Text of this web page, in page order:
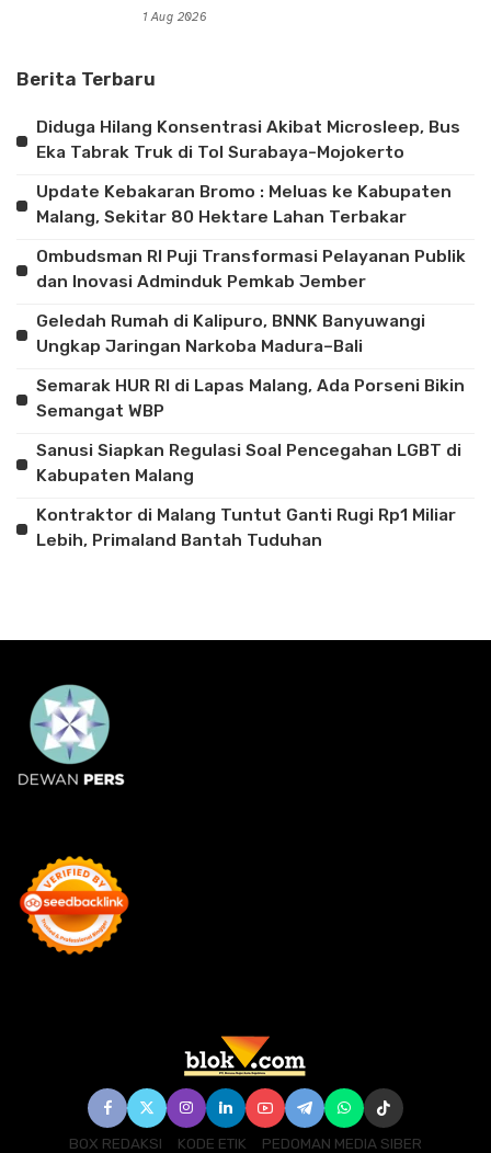
1 Aug 2026
Berita Terbaru
Diduga Hilang Konsentrasi Akibat Microsleep, Bus
Eka Tabrak Truk di Tol Surabaya-Mojokerto
Update Kebakaran Bromo : Meluas ke Kabupaten
Malang, Sekitar 80 Hektare Lahan Terbakar
Ombudsman RI Puji Transformasi Pelayanan Publik
dan Inovasi Adminduk Pemkab Jember
Geledah Rumah di Kalipuro, BNNK Banyuwangi
Ungkap Jaringan Narkoba Madura–Bali
Semarak HUR RI di Lapas Malang, Ada Porseni Bikin
Semangat WBP
Sanusi Siapkan Regulasi Soal Pencegahan LGBT di
Kabupaten Malang
Kontraktor di Malang Tuntut Ganti Rugi Rp1 Miliar
Lebih, Primaland Bantah Tuduhan
BOX REDAKSI KODE ETIK PEDOMAN MEDIA SIBER